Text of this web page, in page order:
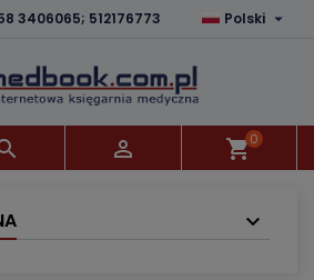
3406065; 512176773 Polski 
 shopping_cart0
×
×
((modalDeleteText))
×
Utwórz listę życzeń
×
by zapisać produkty na